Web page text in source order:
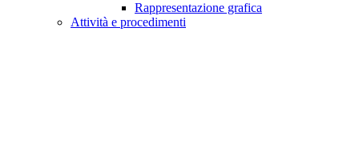
Rappresentazione grafica
Attività e procedimenti